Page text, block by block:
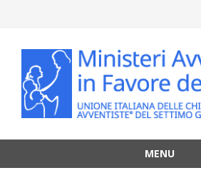
contenuto
MENU